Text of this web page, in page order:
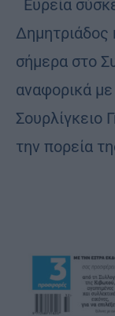
Ευρεία
Δημητριάδος
σήμερα στο
αναφορικά
Σουρλίγκειο
την πορεία